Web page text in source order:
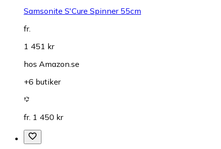
Samsonite S'Cure Spinner 55cm
fr.
1 451 kr
hos Amazon.se
+6 butiker
fr. 1 450 kr